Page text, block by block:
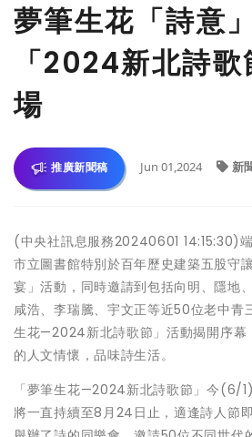
夢筆生花「詩意
「2024新北詩
場
推廣新聞稿 Jun 01,2024 新
(中央社訊息服務20240601 14:15:30)
市立圖書館特別於百年歷史建築五股守
宴」活動，同時邀請到包括向明、隱地
咸浩、李瑞騰、宇文正等近50位老中青
生花—2024新北詩歌節」活動揭開序幕
的人文情懷，品味詩生活。
「夢筆生花—2024新北詩歌節」今(6/
將一直持續至8月24日止，適逢詩人節